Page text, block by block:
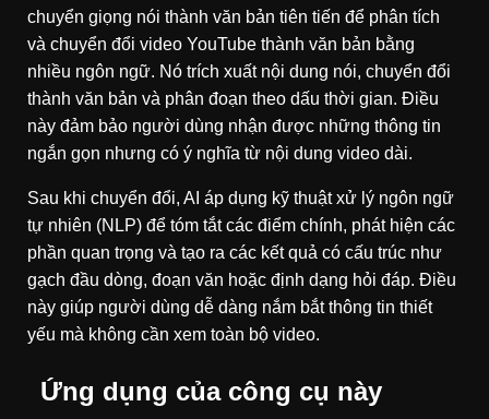
chuyển giọng nói thành văn bản tiên tiến để phân tích
và chuyển đổi video YouTube thành văn bản bằng
nhiều ngôn ngữ. Nó trích xuất nội dung nói, chuyển đổi
thành văn bản và phân đoạn theo dấu thời gian. Điều
này đảm bảo người dùng nhận được những thông tin
ngắn gọn nhưng có ý nghĩa từ nội dung video dài.
Sau khi chuyển đổi, AI áp dụng kỹ thuật xử lý ngôn ngữ
tự nhiên (NLP) để tóm tắt các điểm chính, phát hiện các
phần quan trọng và tạo ra các kết quả có cấu trúc như
gạch đầu dòng, đoạn văn hoặc định dạng hỏi đáp. Điều
này giúp người dùng dễ dàng nắm bắt thông tin thiết
yếu mà không cần xem toàn bộ video.
Ứng dụng của công cụ này